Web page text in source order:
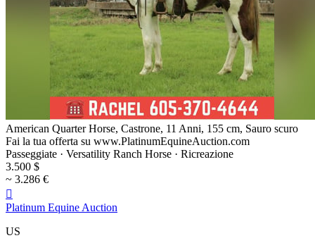
American Quarter Horse, Castrone, 11 Anni, 155 cm, Sauro scuro
Fai la tua offerta su www.PlatinumEquineAuction.com
Passeggiate · Versatility Ranch Horse · Ricreazione
3.500 $
~ 3.286 €

Platinum Equine Auction
US